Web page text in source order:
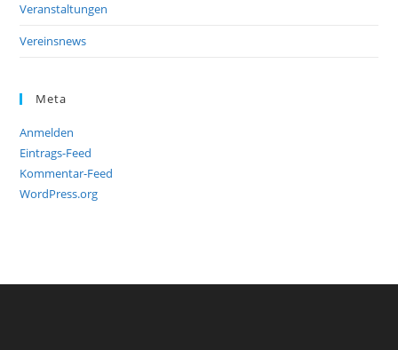
Veranstaltungen
Vereinsnews
Meta
Anmelden
Eintrags-Feed
Kommentar-Feed
WordPress.org